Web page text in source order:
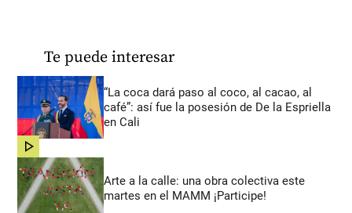
Te puede interesar
“La coca dará paso al coco, al cacao, al
café”: así fue la posesión de De la Espriella
en Cali
share
Arte a la calle: una obra colectiva este
martes en el MAMM ¡Participe!